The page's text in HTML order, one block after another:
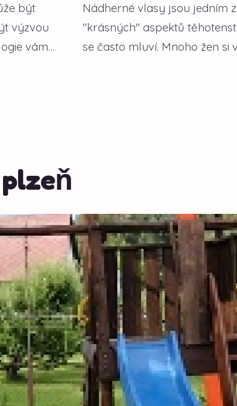
být
výzvou
vám
Nádherné vlasy jsou jedním
"krásných" aspektů
se často mluví. Mnoho žen si